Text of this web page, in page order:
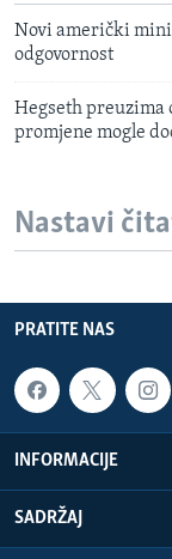
Novi američki
odgovornost
Hegseth preuzima
promjene mogle
Nastavi
PRATITE NAS
INFORMACIJE
SADRŽAJ